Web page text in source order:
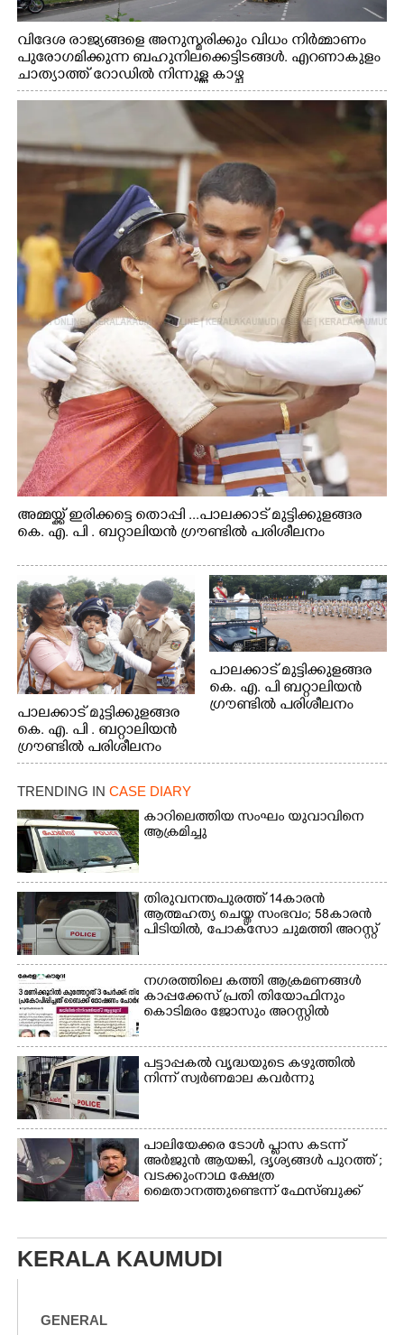
വിദേശ രാജ്യങ്ങളെ അനുസ്മരിക്കും വിധം നിർമ്മാണം
പുരോഗമിക്കുന്ന ബഹുനിലക്കെട്ടിടങ്ങൾ. എറണാകുളം
ചാത്യാത്ത് റോഡിൽ നിന്നുള്ള കാഴ്ച
അമ്മയ്ക്ക് ഇരിക്കട്ടെ തൊപ്പി ...പാലക്കാട് മുട്ടിക്കുളങ്ങര
കെ. എ. പി . ബറ്റാലിയൻ ഗ്രൗണ്ടിൽ പരിശീലനം
പാലക്കാട് മുട്ടിക്കുളങ്ങര
കെ. എ. പി . ബറ്റാലിയൻ
ഗ്രൗണ്ടിൽ പരിശീലനം
പാലക്കാട് മുട്ടിക്കുളങ്ങര
കെ. എ. പി ബറ്റാലിയൻ
ഗ്രൗണ്ടിൽ പരിശീലനം
TRENDING IN CASE DIARY
കാറിലെത്തിയ സംഘം യുവാവിനെ
ആക്രമിച്ചു
തിരുവനന്തപുരത്ത് 14കാരൻ
ആത്മഹത്യ ചെയ്ത സംഭവം; 58കാരൻ
പിടിയിൽ, പോക്‌സോ ചുമത്തി അറസ്റ്റ്
നഗരത്തിലെ കത്തി ആക്രമണങ്ങൾ
കാപ്പക്കേസ് പ്രതി തിയോഫിനും
കൊടിമരം ജോസും അറസ്റ്റിൽ
പട്ടാപ്പകൽ വൃദ്ധയുടെ കഴുത്തിൽ
നിന്ന് സ്വർണമാല കവർന്നു
പാലിയേക്കര ടോൾ പ്ലാസ കടന്ന്
അർജുൻ ആയങ്കി,​ ദൃശ്യങ്ങൾ പുറത്ത് ;
വടക്കുംനാഥ ക്ഷേത്ര
മൈതാനത്തുണ്ടെന്ന് ഫേസ്ബുക്ക്
KERALA KAUMUDI
GENERAL